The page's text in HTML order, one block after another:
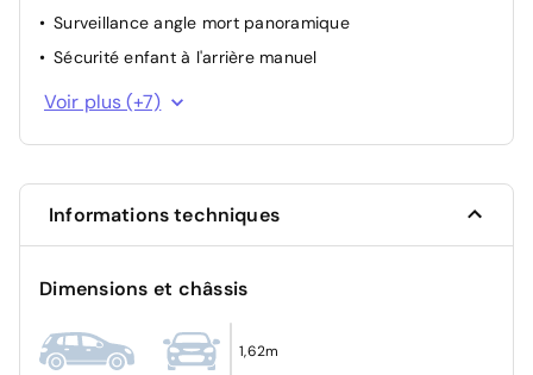
Surveillance angle mort panoramique
Sécurité enfant à l'arrière manuel
Fixations ISOFIX sur les sièges passager avant et
latéraux arrière
Projecteurs LED
Alerte active de franchissement involontaire de ligne
Airbags Frontaux, latéraux AV et rideaux
Verrouillage automatique des ouvrants en roulant
Système d'appel d'urgence SOS
Voir plus (+7)
Informations techniques
Dimensions et châssis
1,62m